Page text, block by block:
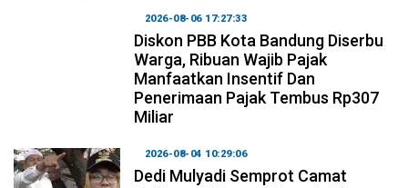
2026-08-06 17:27:33
Diskon PBB Kota Bandung Diserbu
Warga, Ribuan Wajib Pajak
Manfaatkan Insentif Dan
Penerimaan Pajak Tembus Rp307
Miliar
2026-08-04 10:29:06
Dedi Mulyadi Semprot Camat